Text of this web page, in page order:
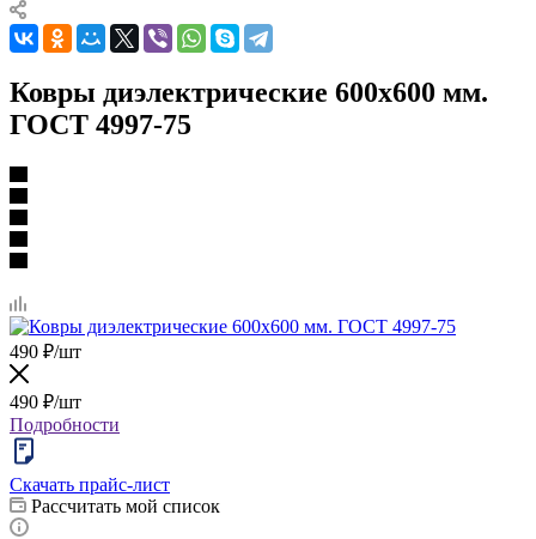
Ковры диэлектрические 600х600 мм.
ГОСТ 4997-75
490 ₽/шт
490 ₽/шт
Подробности
Скачать прайс-лист
Рассчитать мой список